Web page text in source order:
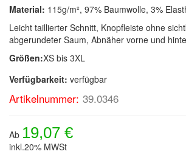
Material: 115g/m², 97% Baumwolle, 3%
Leicht taillierter Schnitt, Knopfleiste ohne
abgerundeter Saum, Abnäher vorne und
Größen:XS bis 3XL
Verfügbarkeit: verfügbar
Artikelnummer: 39.0346
Ab 19,07 €
inkl.20% MWSt